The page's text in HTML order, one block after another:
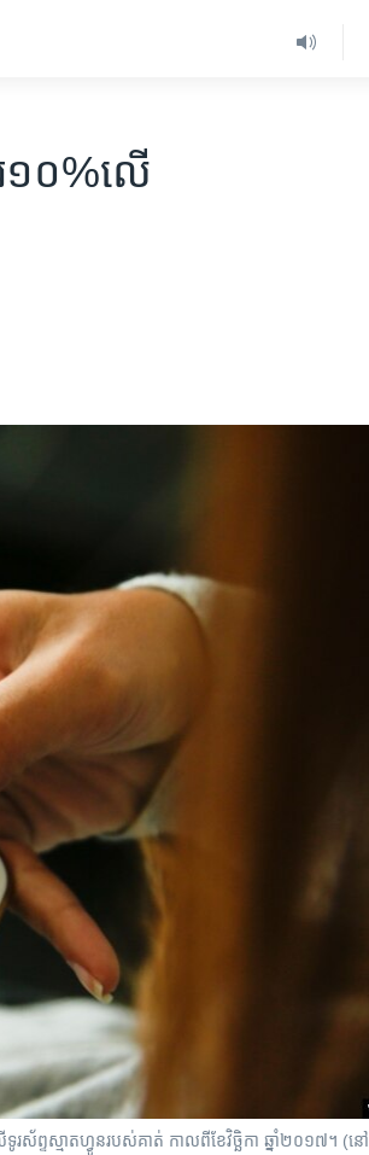
១០%​លើ​
ស័ព្ទ​ស្មាតហ្វូន​របស់​គាត់​ ​កាល​ពី​ខែ​វិច្ឆិកា​ ឆ្នាំ​២០១៧។​ ​(នៅ